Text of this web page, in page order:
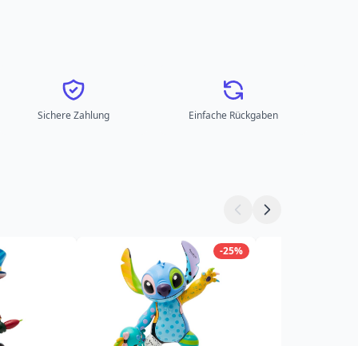
Sichere Zahlung Einfache Rückgaben
-25%